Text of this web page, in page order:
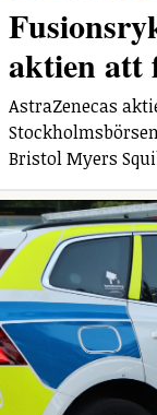
aktien att
AstraZenecas
Bristol Myers